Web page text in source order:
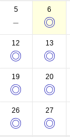
5
－
6
◎
12
◎
13
◎
19
◎
20
◎
26
◎
27
◎